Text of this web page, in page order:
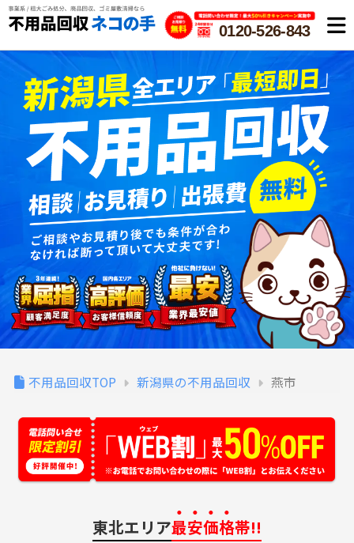
0120-526-843
不用品回収TOP 新潟県の不用品回収 燕市
東北エリア最安価格帯!!